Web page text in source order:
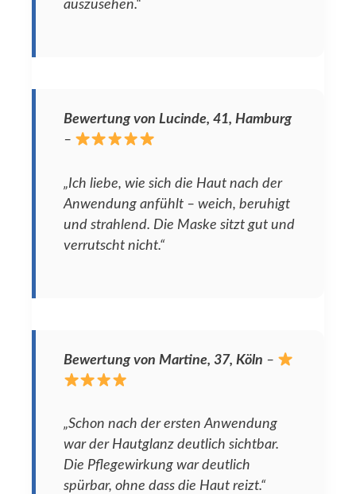
auszusehen.“
Bewertung von Lucinde, 41, Hamburg
–
„Ich liebe, wie sich die Haut nach der
Anwendung anfühlt – weich, beruhigt
und strahlend. Die Maske sitzt gut und
verrutscht nicht.“
Bewertung von Martine, 37, Köln –
„Schon nach der ersten Anwendung
war der Hautglanz deutlich sichtbar.
Die Pflegewirkung war deutlich
spürbar, ohne dass die Haut reizt.“